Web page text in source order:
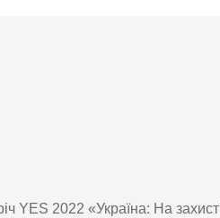
YES 2022 «Україна: На